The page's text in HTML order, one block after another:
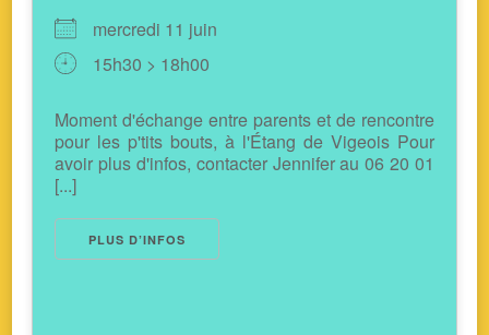
mercredi 11 juin
15h30 > 18h00
Moment d'échange entre parents et de rencontre
pour les p'tits bouts, à l'Étang de Vigeois Pour
avoir plus d'infos, contacter Jennifer au 06 20 01
[...]
PLUS D’INFOS